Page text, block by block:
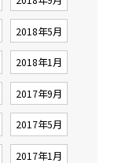
2018年5月
2018年1月
2017年9月
2017年5月
2017年1月